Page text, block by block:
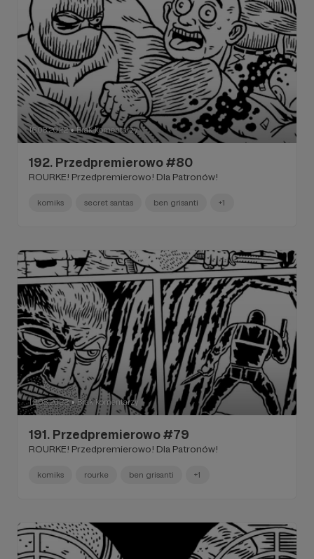
16.08.2022 ● Brak komentarzy
192. Przedpremierowo #80
ROURKE! Przedpremierowo! Dla Patronów!
komiks secret santas ben grisanti +1
12.08.2022 ● Brak komentarzy
191. Przedpremierowo #79
ROURKE! Przedpremierowo! Dla Patronów!
komiks rourke ben grisanti +1